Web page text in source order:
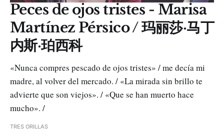
Peces de ojos tristes - Marisa
Martínez Pérsico / 玛丽莎·马丁
内斯·珀西科
«Nunca compres pescado de ojos tristes» / me decía mi
madre, al volver del mercado. / «La mirada sin brillo te
advierte que son viejos». / «Que se han muerto hace
mucho». /
TRES ORILLAS